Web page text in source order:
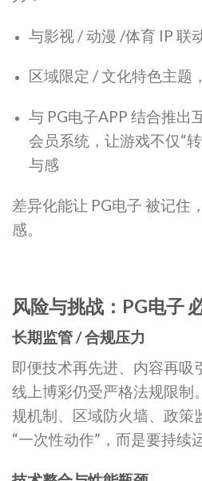
与影视 / 动漫 /体育 IP 联
区域限定 / 文化特色主题
与 PG电子APP 结合推出
会员系统，让游戏不仅“
与感
差异化能让 PG电子 被记住
感。
风险与挑战：PG电子
长期监管 / 合规压力
即便技术再先进、内容再吸
线上博彩仍受严格法规限制
规机制、区域防火墙、政策
“一次性动作”，而是要持续